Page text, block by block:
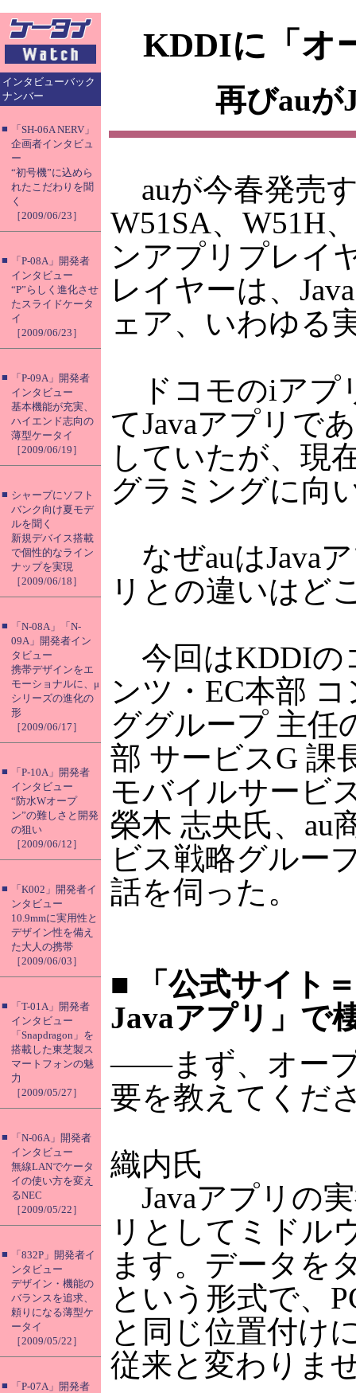
インタビューバック
ナンバー
■
「SH-06A NERV」
企画者インタビュ
ー
“初号機”に込めら
れたこだわりを聞
く
［2009/06/23］
■
「P-08A」開発者
インタビュー
“P”らしく進化させ
たスライドケータ
イ
［2009/06/23］
■
「P-09A」開発者
インタビュー
基本機能が充実、
ハイエンド志向の
薄型ケータイ
［2009/06/19］
■ シャープにソフト
バンク向け夏モデ
ルを聞く
新規デバイス搭載
で個性的なライン
ナップを実現
［2009/06/18］
■
「N-08A」「N-
09A」開発者イン
タビュー
携帯デザインをエ
モーショナルに、μ
シリーズの進化の
形
［2009/06/17］
■
「P-10A」開発者
インタビュー
“防水Wオープ
ン”の難しさと開発
の狙い
［2009/06/12］
■
「K002」開発者イ
ンタビュー
10.9mmに実用性と
デザイン性を備え
た大人の携帯
［2009/06/03］
■
「T-01A」開発者
インタビュー
「Snapdragon」を
搭載した東芝製ス
マートフォンの魅
力
［2009/05/27］
■
「N-06A」開発者
インタビュー
無線LANでケータ
イの使い方を変え
るNEC
［2009/05/22］
■
「832P」開発者イ
ンタビュー
デザイン・機能の
バランスを追求、
頼りになる薄型ケ
ータイ
［2009/05/22］
■
「P-07A」開発者
KDDIに「オ
再びauが
auが今春発売
W51SA、W51H
ンアプリプレイ
レイヤーは、
ェア、いわゆる
ドコモのiアプ
てJavaアプリで
していたが、現
グラミングに向
なぜauはJava
リとの違いはど
今回はKDDIの
ンツ・EC本部
ググループ 主任
部 サービスG 課
モバイルサービ
榮木 志央氏、au
ビス戦略グルー
話を伺った。
■ 「公式サイト
Javaアプリ」で
――まず、オー
要を教えてくだ
織内氏
Javaアプリの
リとしてミドル
ます。データを
という形式で、
と同じ位置付け
従来と変わりま